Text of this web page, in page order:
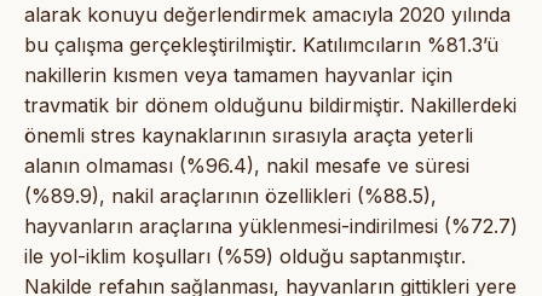
alarak konuyu değerlendirmek amacıyla 2020 yılında
bu çalışma gerçekleştirilmiştir. Katılımcıların %81.3’ü
nakillerin kısmen veya tamamen hayvanlar için
travmatik bir dönem olduğunu bildirmiştir. Nakillerdeki
önemli stres kaynaklarının sırasıyla araçta yeterli
alanın olmaması (%96.4), nakil mesafe ve süresi
(%89.9), nakil araçlarının özellikleri (%88.5),
hayvanların araçlarına yüklenmesi-indirilmesi (%72.7)
ile yol-iklim koşulları (%59) olduğu saptanmıştır.
Nakilde refahın sağlanması, hayvanların gittikleri yere